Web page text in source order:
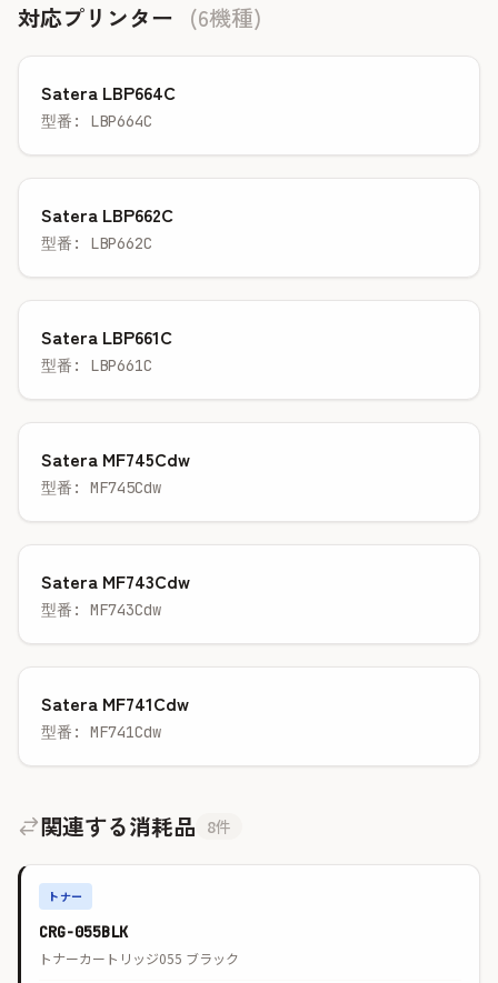
対応プリンター (6機種)
Satera LBP664C
型番: LBP664C
Satera LBP662C
型番: LBP662C
Satera LBP661C
型番: LBP661C
Satera MF745Cdw
型番: MF745Cdw
Satera MF743Cdw
型番: MF743Cdw
Satera MF741Cdw
型番: MF741Cdw
関連する消耗品 8件
トナー
CRG-055BLK
トナーカートリッジ055 ブラック